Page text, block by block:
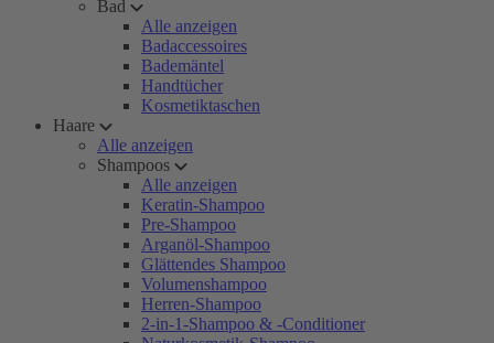
Bad
Alle anzeigen
Badaccessoires
Bademäntel
Handtücher
Kosmetiktaschen
Haare
Alle anzeigen
Shampoos
Alle anzeigen
Keratin-Shampoo
Pre-Shampoo
Arganöl-Shampoo
Glättendes Shampoo
Volumenshampoo
Herren-Shampoo
2-in-1-Shampoo & -Conditioner